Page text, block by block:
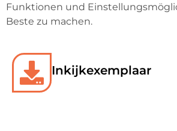
Funktionen und
Beste zu machen.
Inkijkexemplaar